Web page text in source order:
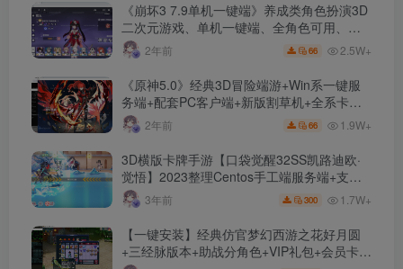
《崩坏3 7.9单机一键端》养成类角色扮演3D
二次元游戏、单机一键端、全角色可用、无
限资源、附带保姆级安装教程
2年前 66 2.5W+
《原神5.0》经典3D冒险端游+Win系一键服
务端+配套PC客户端+新版割草机+全系卡池
文件2年前 66 1.9W+
3D横版卡牌手游【口袋觉醒32SS凯路迪欧·
觉悟】2023整理Centos手工端服务端+支付
对接+安卓苹果双端+运营后台+GM授权后台
+代理后台
3年前 300 1.7W+
【一键安装】经典仿官梦幻西游之花好月圆
+三经脉版本+助战分角色+VIP礼包+会员卡